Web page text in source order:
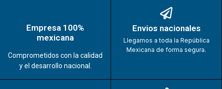
Empresa 100%
mexicana
Comprometidos con la calidad
y el desarrollo nacional.
Envios nacionales
Llegamos a toda la República
Mexicana de forma segura.